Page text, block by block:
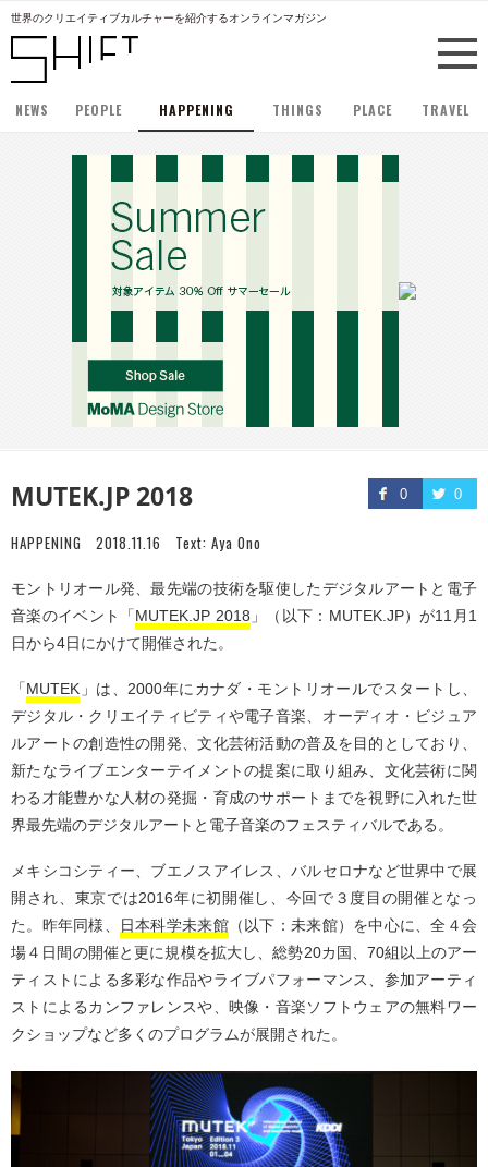
世界のクリエイティブカルチャーを紹介するオンラインマガジン
NEWS PEOPLE HAPPENING THINGS PLACE TRAVEL
0 0
MUTEK.JP 2018
HAPPENING 2018.11.16 Text: Aya Ono
モントリオール発、最先端の技術を駆使したデジタルアートと電子
音楽のイベント「MUTEK.JP 2018 」（以下：MUTEK.JP）が11月1
日から4日にかけて開催された。
「MUTEK 」は、2000年にカナダ・モントリオールでスタートし、
デジタル・クリエイティビティや電子音楽、オーディオ・ビジュア
ルアートの創造性の開発、文化芸術活動の普及を目的としており、
新たなライブエンターテイメントの提案に取り組み、文化芸術に関
わる才能豊かな人材の発掘・育成のサポートまでを視野に入れた世
界最先端のデジタルアートと電子音楽のフェスティバルである。
メキシコシティー、ブエノスアイレス、バルセロナなど世界中で展
開され、東京では2016年に初開催し、今回で３度目の開催となっ
た。昨年同様、
日本科学未来館（以下：未来館）を中心に、全４会
場４日間の開催と更に規模を拡大し、総勢20カ国、70組以上のアー
ティストによる多彩な作品やライブパフォーマンス、参加アーティ
ストによるカンファレンスや、映像・音楽ソフトウェアの無料ワー
クショップなど多くのプログラムが展開された。